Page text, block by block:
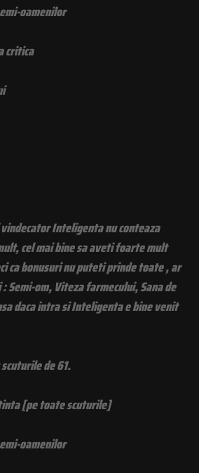
oamenilor
critica
Inteligenta nu conteaza
cel mai bine sa aveti foarte mult
ca bonusuri nu puteti prinde toate , ar
Semi-om, Viteza farmecului, Sana de
daca intra si Inteligenta e bine venit
de 61.
[pe toate scuturile]
oamenilor